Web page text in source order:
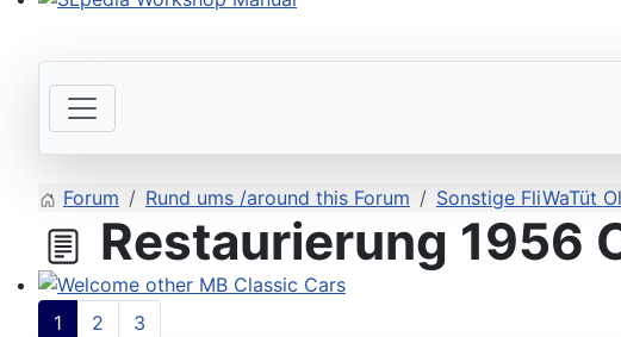
Welcome other MB Classic Cars
Forum Rund ums /around this Forum Sonstige FliWaTüt
Restaurierung 1956
1 2 3